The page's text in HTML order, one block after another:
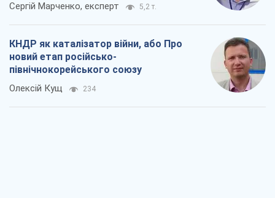
Сергій Марченко, експерт 5,2 т.
КНДР як каталізатор війни, або Про
новий етап російсько-
північнокорейського союзу
Олексій Кущ 234